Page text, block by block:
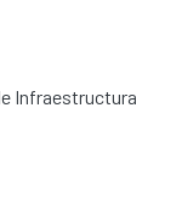
Infraestructura